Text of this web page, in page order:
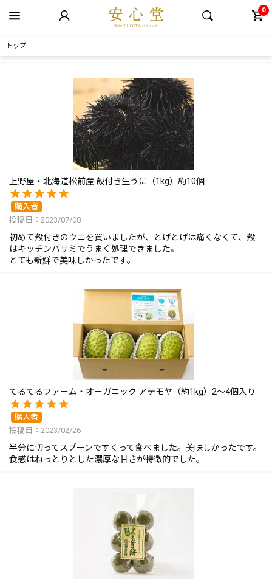
0
トップ
上野屋・北海道松前産 殻付き生うに（1kg）約10個
購入者
投稿日
2023/07/08
初めて殻付きのウニを買いましたが、とげとげは痛くなくて、殻
はキッチンバサミでうまく処理できました。
てるてるファーム・オーガニック アテモヤ（約1kg）2～4個入り
購入者
投稿日
2023/02/26
半分に切ってスプーンですくって食べました。美味しかったです。
食感はねっとりとした濃厚な甘さが特徴的でした。